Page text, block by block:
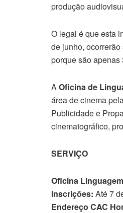
produção
O legal é que esta
de junho,
porque são apenas
AOficina de
área de cinema
Publicidade e
cinematográfico,
SERVIÇO
Oficina
Inscrições: Até 7
Endereço CAC